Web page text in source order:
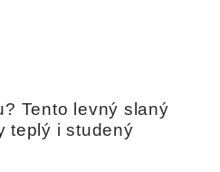
Tento levný slaný
teplý i studený